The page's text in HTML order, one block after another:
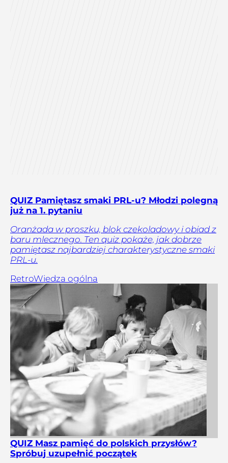
QUIZ Pamiętasz smaki PRL-u? Młodzi polegną
już na 1. pytaniu
Oranżada w proszku, blok czekoladowy i obiad z
baru mlecznego. Ten quiz pokaże, jak dobrze
pamiętasz najbardziej charakterystyczne smaki
PRL-u.
RetroWiedza ogólna
QUIZ Masz pamięć do polskich przysłów?
Spróbuj uzupełnić początek